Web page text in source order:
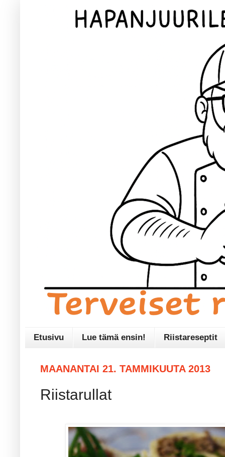
Etusivu Lue tämä ensin! Riistareseptit
MAANANTAI 21. TAMMIKUUTA 2013
Riistarullat